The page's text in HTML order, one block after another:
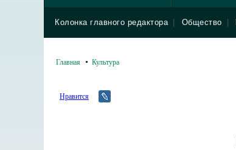
Колонка главного редактора Общество
Главная Культура
Нравится